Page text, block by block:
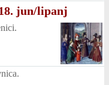
jun/lipanj